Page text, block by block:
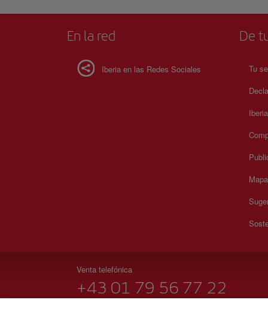
En la red
Iberia en las Redes Sociales
De
Tu
Venta telefónica
+43 01 79 56 77 22